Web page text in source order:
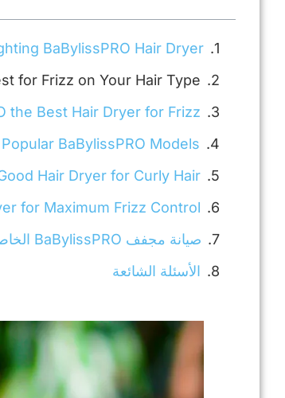
BaBylissPRO Hair Dryer
for Frizz on Your Hair Type
the Best Hair Dryer for Frizz
BaBylissPRO Models
Hair Dryer for Curly Hair?
for Maximum Frizz Control
صيانة مجفف BaBylissPRO الخاص بك لأداء دائم
الأسئلة الشائعة